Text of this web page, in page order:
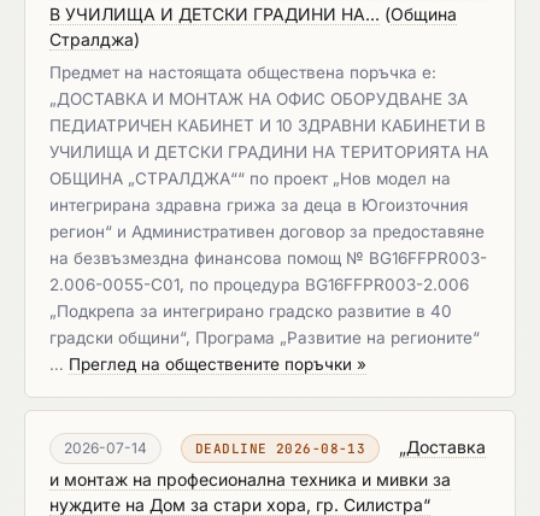
В УЧИЛИЩА И ДЕТСКИ ГРАДИНИ НА... (Община
Стралджа)
Предмет на настоящата обществена поръчка е:
„ДОСТАВКА И МОНТАЖ НА ОФИС ОБОРУДВАНЕ ЗА
ПЕДИАТРИЧЕН КАБИНЕТ И 10 ЗДРАВНИ КАБИНЕТИ В
УЧИЛИЩА И ДЕТСКИ ГРАДИНИ НА ТЕРИТОРИЯТА НА
ОБЩИНА „СТРАЛДЖА““ по проект „Нов модел на
интегрирана здравна грижа за деца в Югоизточния
регион“ и Административен договор за предоставяне
на безвъзмездна финансова помощ № BG16FFPR003-
2.006-0055-С01, по процедура BG16FFPR003-2.006
„Подкрепа за интегрирано градско развитие в 40
градски общини“, Програма „Развитие на регионите“
… Преглед на обществените поръчки »
2026-07-14 DEADLINE 2026-08-13
„Доставка
и монтаж на професионална техника и мивки за
нуждите на Дом за стари хора, гр. Силистра“